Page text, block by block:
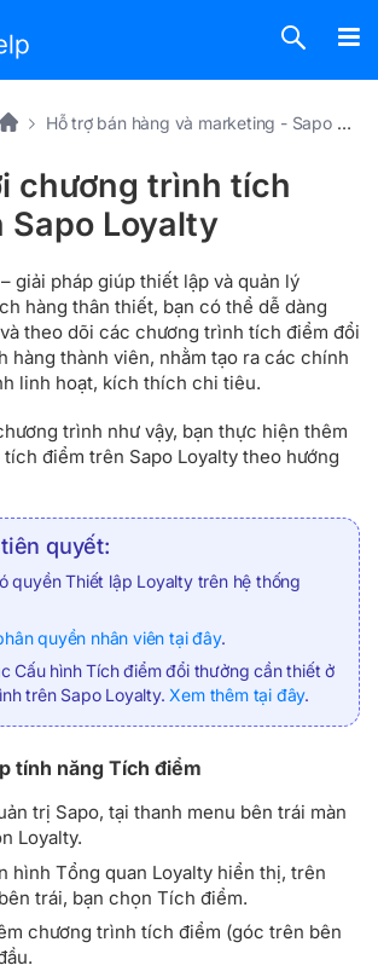
Hỗ trợ bán hàng và marketing - Sapo Omni
chương trình tích
Sapo Loyalty
giải pháp giúp thiết lập và quản lý
hàng thân thiết, bạn có thể dễ dàng
theo dõi các chương trình tích điểm đổi
hàng thành viên, nhằm tạo ra các chính
linh hoạt, kích thích chi tiêu.
trình như vậy, bạn thực hiện thêm
điểm trên Sapo Loyalty theo hướng
quyết:
quyền Thiết lập Loyalty trên hệ thống
quyền nhân viên tại đây.
Cấu hình Tích điểm đổi thưởng cần thiết ở
trên Sapo Loyalty. Xem thêm tại đây.
tính năng Tích điểm
trị Sapo, tại thanh menu bên trái màn
Loyalty.
hình Tổng quan Loyalty hiển thị, trên
trái, bạn chọn Tích điểm.
chương trình tích điểm (góc trên bên